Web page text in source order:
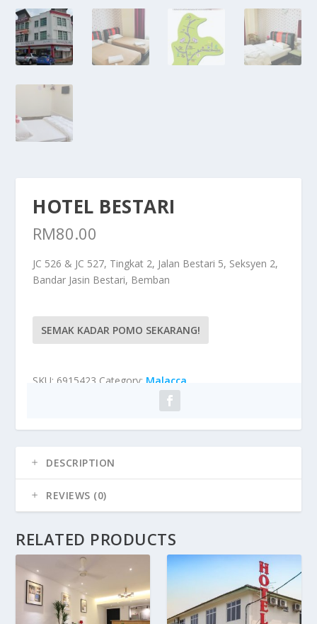
HOTEL BESTARI
RM80.00
JC 526 & JC 527, Tingkat 2, Jalan Bestari 5, Seksyen 2,
Bandar Jasin Bestari, Bemban
SEMAK KADAR POMO SEKARANG!
SKU: 6915423 Category: Malacca
DESCRIPTION
REVIEWS (0)
RELATED PRODUCTS